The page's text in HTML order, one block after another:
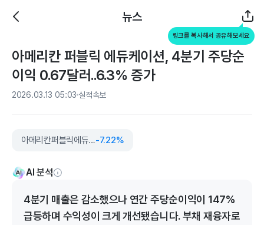
뉴스
링크를 복사해서 공유해보세요
아메리칸 퍼블릭 에듀케이션, 4분기 주당순
이익 0.67달러..6.3% 증가
2026.03.13 05:03 실적속보
아메리칸퍼블릭에듀케이션-7.22%
AI 분석
4분기 매출은 감소했으나 연간 주당순이익이 147%
급등하며 수익성이 크게 개선됐습니다. 부채 재융자로